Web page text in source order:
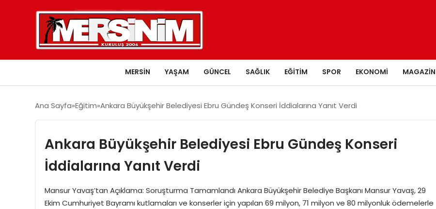
MERSIN YAŞAM GÜNCEL SAĞLIK EĞITIM SPOR EKONOMI MAGAZIN
Ana Sayfa Eğitim Ankara Büyükşehir Belediyesi Ebru Gündeş Konseri İddialarına Yanıt Verdi
Ankara Büyükşehir Belediyesi Ebru Gündeş Konseri
İddialarına Yanıt Verdi
Mansur Yavaş’tan Açıklama: Soruşturma Tamamlandı Ankara Büyükşehir Belediye Başkanı Mansur Yavaş, 29
Ekim Cumhuriyet Bayramı kutlamaları ve konserler için yapılan 69 milyon, 71 milyon ve 80 milyonluk ödemelerle